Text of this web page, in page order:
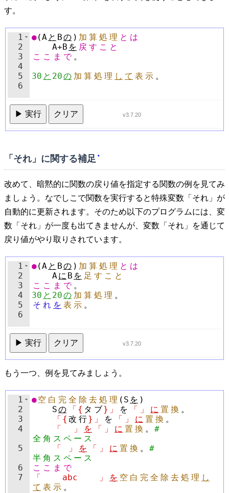
す。
1
2
3
4
5
6
●(A と Bの ) 加 算 処 理 と は
A+B を 戻 す こ と
こ こ ま で 。
30 と 20の 加 算 処 理 し て 表 示 。
▶ 実行 クリア v3.7.20
「それ」に関する補足 *
改めて、暗黙的に関数の戻り値を指定する関数の例を見てみ
ましょう。なでしこで関数を実行すると特殊変数「それ」が
自動的に更新されます。そのため以下のプログラムには、変
数「それ」が一度も出てきませんが、変数「それ」を通じて
戻り値がやり取りされています。
1
2
3
4
5
6
●(A と Bの ) 加 算 処 理 と は
Aに B を 足 す こ と
こ こ ま で 。
30 と 20の 加 算 処 理 。
そ れ を 表 示 。
▶ 実行 クリア v3.7.20
もう一つ、例を見てみましょう。
1
2
3
4
5
6
7
●空 白 完 全 除 去 処 理 ( S を )
Sの 「 { タ ブ} 」 を 「 」 に 置 換 。
「 { 改 行} 」 を 「 」 に 置 換 。
「
」 を 「 」 に 置 換 。
#
全 角 ス ペ ー ス
「
」 を 「 」 に 置 換 。
#
半 角 ス ペ ー ス
こ こ ま で
「
abc 」 を 空 白 完 全 除 去 処 理 し
て 表 示 。